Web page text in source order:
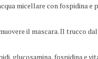
micellare con
il mascara. Il trucco
glucosamina, fospidina e